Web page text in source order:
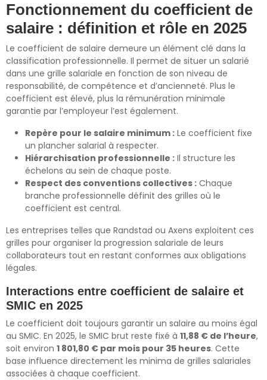
Fonctionnement du coefficient de
salaire : définition et rôle en 2025
Le coefficient de salaire demeure un élément clé dans la
classification professionnelle. Il permet de situer un salarié
dans une grille salariale en fonction de son niveau de
responsabilité, de compétence et d’ancienneté. Plus le
coefficient est élevé, plus la rémunération minimale
garantie par l’employeur l’est également.
Repère pour le salaire minimum : Le coefficient fixe
un plancher salarial à respecter.
Hiérarchisation professionnelle : Il structure les
échelons au sein de chaque poste.
Respect des conventions collectives : Chaque
branche professionnelle définit des grilles où le
coefficient est central.
Les entreprises telles que Randstad ou Axens exploitent ces
grilles pour organiser la progression salariale de leurs
collaborateurs tout en restant conformes aux obligations
légales.
Interactions entre coefficient de salaire et
SMIC en 2025
Le coefficient doit toujours garantir un salaire au moins égal
au SMIC. En 2025, le SMIC brut reste fixé à 11,88 € de l’heure,
soit environ 1 801,80 € par mois pour 35 heures. Cette
base influence directement les minima de grilles salariales
associées à chaque coefficient.